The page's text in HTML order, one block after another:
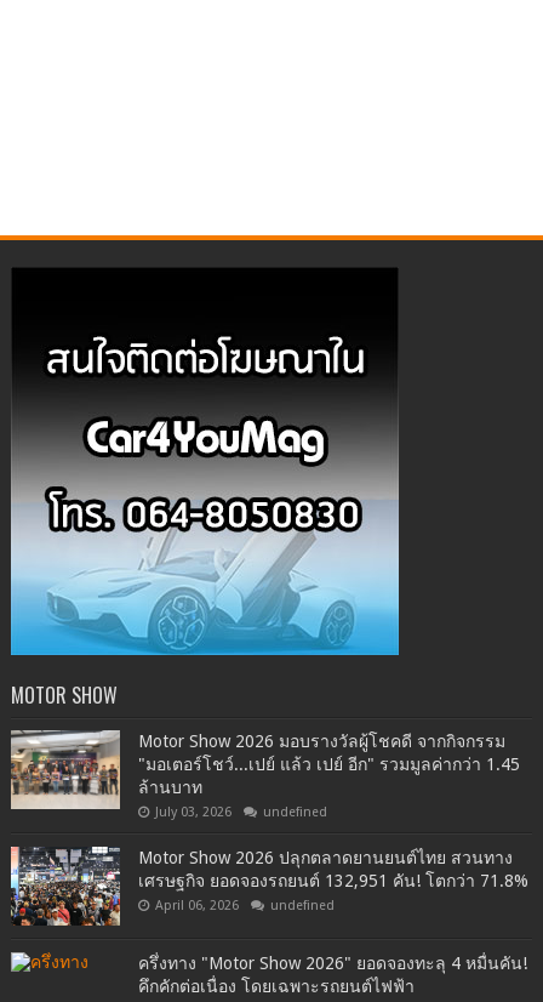
MOTOR SHOW
Motor Show 2026 มอบรางวัลผู้โชคดี จากกิจกรรม
"มอเตอร์โชว์...เปย์ แล้ว เปย์ อีก" รวมมูลค่ากว่า 1.45
ล้านบาท
July 03, 2026 undefined
Motor Show 2026 ปลุกตลาดยานยนต์ไทย สวนทาง
เศรษฐกิจ ยอดจองรถยนต์ 132,951 คัน! โตกว่า 71.8%
April 06, 2026 undefined
ครึ่งทาง "Motor Show 2026" ยอดจองทะลุ 4 หมื่นคัน!
คึกคักต่อเนื่อง โดยเฉพาะรถยนต์ไฟฟ้า